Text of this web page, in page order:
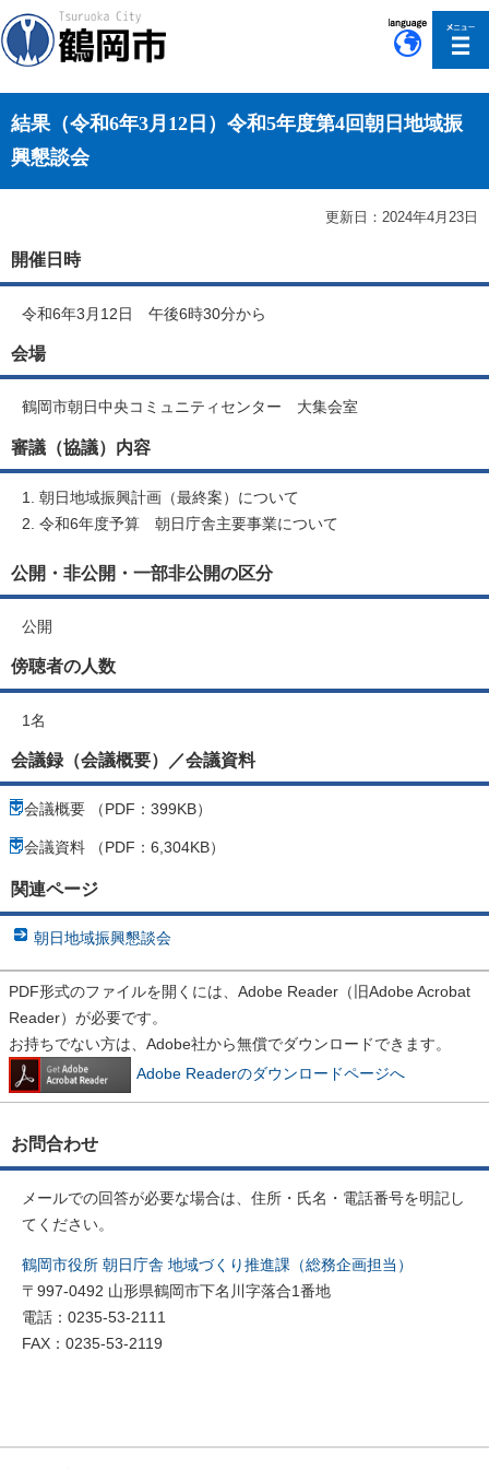
結果（令和6年3月12日）令和5年度第4回朝日地域振
興懇談会
更新日：2024年4月23日
開催日時
令和6年3月12日 午後6時30分から
会場
鶴岡市朝日中央コミュニティセンター 大集会室
審議（協議）内容
朝日地域振興計画（最終案）について
令和6年度予算 朝日庁舎主要事業について
公開・非公開・一部非公開の区分
公開
傍聴者の人数
1名
会議録（会議概要）／会議資料
会議概要 （PDF：399KB）
会議資料 （PDF：6,304KB）
関連ページ
朝日地域振興懇談会
PDF形式のファイルを開くには、Adobe Reader（旧Adobe Acrobat
Reader）が必要です。
お持ちでない方は、Adobe社から無償でダウンロードできます。
Adobe Readerのダウンロードページへ
お問合わせ
メールでの回答が必要な場合は、住所・氏名・電話番号を明記し
てください。
鶴岡市役所 朝日庁舎 地域づくり推進課（総務企画担当）
〒997-0492 山形県鶴岡市下名川字落合1番地
電話：0235-53-2111
FAX：0235-53-2119